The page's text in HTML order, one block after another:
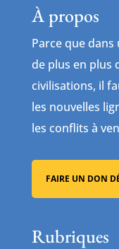
À propos
Parce que
de plus en plus
civilisations, il
les nouvelles
les conflits à
FAIRE UN DON
Rubriques